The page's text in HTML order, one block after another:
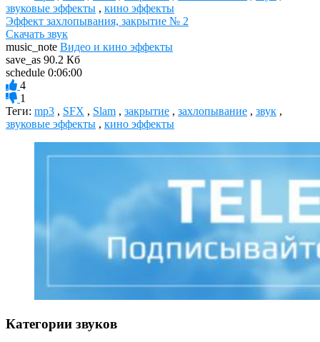
звуковые эффекты , кино эффекты
Эффект захлопывания, закрытие № 2
Скачать звук
music_note Видео и кино эффекты
save_as 90.2 Кб
schedule 0:06:00
4
1
Теги: mp3 , SFX , Slam , закрытие , захлопывание , звук ,
звуковые эффекты , кино эффекты
Категории звуков